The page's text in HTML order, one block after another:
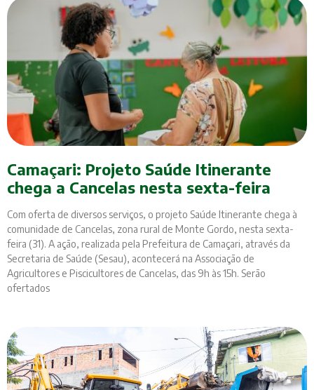
Camaçari: Projeto Saúde Itinerante
chega a Cancelas nesta sexta-feira
Com oferta de diversos serviços, o projeto Saúde Itinerante chega à
comunidade de Cancelas, zona rural de Monte Gordo, nesta sexta-
feira (31). A ação, realizada pela Prefeitura de Camaçari, através da
Secretaria de Saúde (Sesau), acontecerá na Associação de
Agricultores e Piscicultores de Cancelas, das 9h às 15h. Serão
ofertados